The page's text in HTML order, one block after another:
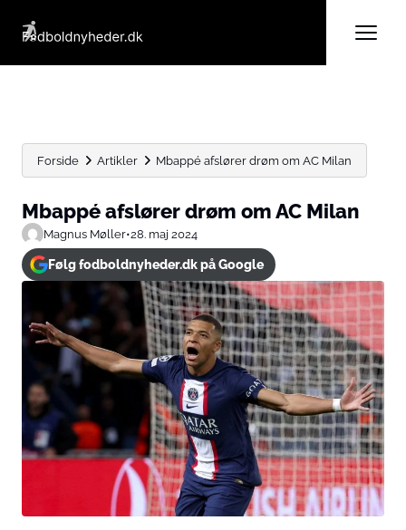
Forside Artikler Mbappé afslører drøm om AC Milan
Mbappé afslører drøm om AC Milan
Magnus Møller•28. maj 2024
Følg fodboldnyheder.dk på Google